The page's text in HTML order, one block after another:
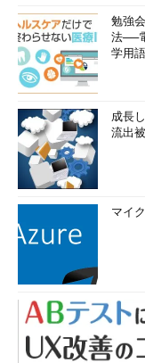
勉強
法──
学用
成長
流出
マイ